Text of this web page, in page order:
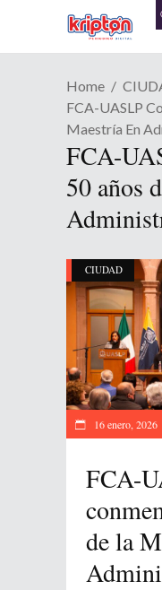
Home
FCA-UASLP
Maestría En
FCA-
50 años
CIUDAD
16 enero, 2026
FCA-
de la